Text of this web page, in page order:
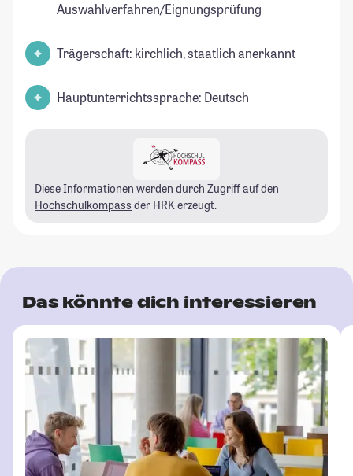
Auswahlverfahren/Eignungsprüfung
Trägerschaft: kirchlich, staatlich anerkannt
Hauptunterrichtssprache: Deutsch
Diese Informationen werden durch Zugriff auf den
Hochschulkompass der HRK erzeugt.
Das könnte dich interessieren